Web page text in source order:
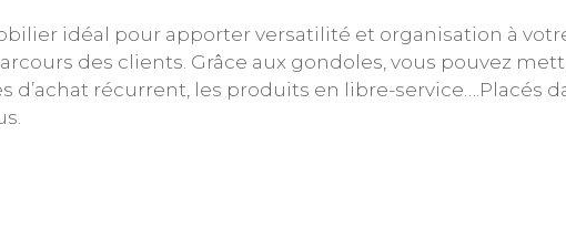
idéal pour apporter versatilité et organisation à
des clients. Grâce aux gondoles, vous pouvez
d’achat récurrent, les produits en libre-service….Placés